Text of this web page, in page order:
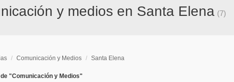
y medios en Santa Elena (7)
/ Comunicación y Medios / Santa Elena
"Comunicación y Medios"